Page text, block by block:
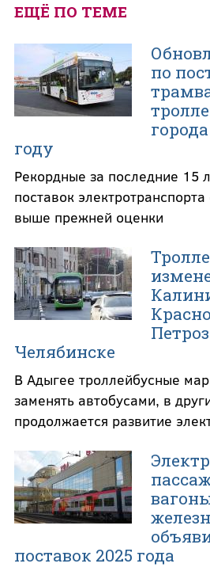
ЕЩЁ ПО ТЕМЕ
по
году
Рекордные за последние 15
поставок
выше прежней оценки
Челябинске
В Адыгее троллейбусные
заменять автобусами, в
продолжается развитие
поставок 2025 года